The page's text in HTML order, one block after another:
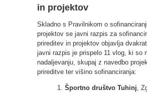
in projektov
Skladno s Pravilnikom o
projektov se javni razpis za
prireditev in projektov objavlja
javni razpis je prispelo 11 vlog, ki so
nadaljevanju, skupaj z navedbo
prireditve ter višino sofinanciranja:
1. Športno društvo Tuhinj,